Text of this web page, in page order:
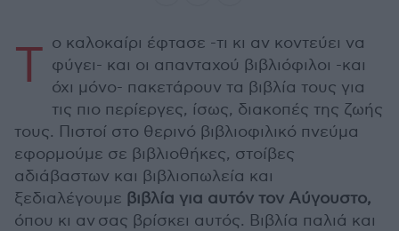
Τ ο καλοκαίρι έφτασε -τι κι αν κοντεύει να
φύγει- και οι απανταχού βιβλιόφιλοι -και
όχι μόνο- πακετάρουν τα βιβλία τους για
τις πιο περίεργες, ίσως, διακοπές της ζωής
τους. Πιστοί στο θερινό βιβλιοφιλικό πνεύμα
εφορμούμε σε βιβλιοθήκες, στοίβες
αδιάβαστων και βιβλιοπωλεία και
ξεδιαλέγουμε βιβλία για αυτόν τον Αύγουστο,
όπου κι αν σας βρίσκει αυτός. Βιβλία παλιά και